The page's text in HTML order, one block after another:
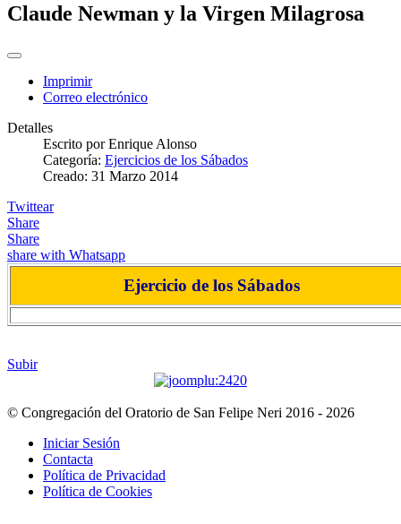
Claude Newman y la Virgen Milagrosa
Imprimir
Correo electrónico
Detalles
Escrito porEnrique Alonso
Categoría: Ejercicios de los Sábados
Creado: 31 Marzo 2014
Twittear
Share
Share
share with Whatsapp
Ejercicio de los Sábados
Subir
© Congregación del Oratorio de San Felipe Neri 2016 - 2026
Iniciar Sesión
Contacta
Política de Privacidad
Política de Cookies